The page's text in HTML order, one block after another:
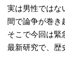
実は男性ではな
間で論争が巻き
そこで今回は緊
最新研究で、歴